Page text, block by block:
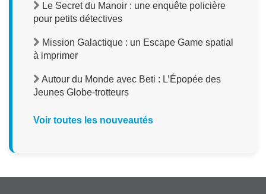
Le Secret du Manoir : une enquête policière
pour petits détectives
Mission Galactique : un Escape Game spatial
à imprimer
Autour du Monde avec Beti : L’Épopée des
Jeunes Globe-trotteurs
Voir toutes les nouveautés